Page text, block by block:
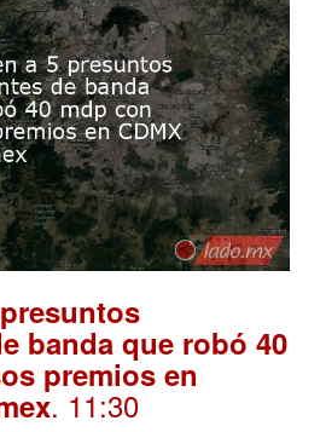
banda que robó 40
premios en
. 11:30